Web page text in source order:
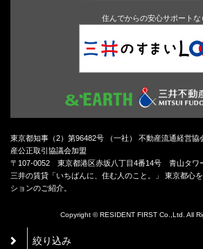
絞り込み
住んでからの安心サポートな
東京都知事（2）第96482号 （一社） 不動産流通経営
産公正取引協議会加盟
〒107-0052 東京都港区赤坂八丁目4番14号 青山タワ
三井の賃貸「いちばんに、住む人のこと。」 東京都心
ションのご紹介。
Copyright © RESIDENT FIRST Co.,Ltd. All